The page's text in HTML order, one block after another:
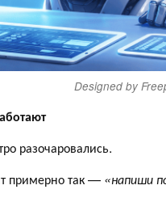
Designed by
разочаровались.
примерно так — «напиши